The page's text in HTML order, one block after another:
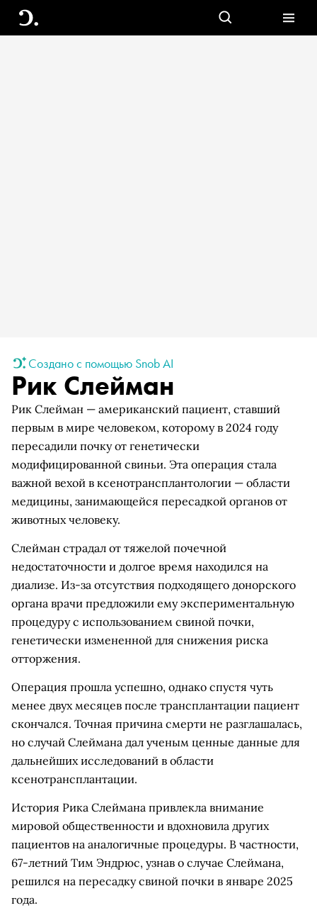
Создано с помощью Snob AI
Рик Слейман
Рик Слейман — американский пациент, ставший
первым в мире человеком, которому в 2024 году
пересадили почку от генетически
модифицированной свиньи. Эта операция стала
важной вехой в ксенотрансплантологии — области
медицины, занимающейся пересадкой органов от
животных человеку.
Слейман страдал от тяжелой почечной
недостаточности и долгое время находился на
диализе. Из-за отсутствия подходящего донорского
органа врачи предложили ему экспериментальную
процедуру с использованием свиной почки,
генетически измененной для снижения риска
отторжения.
Операция прошла успешно, однако спустя чуть
менее двух месяцев после трансплантации пациент
скончался. Точная причина смерти не разглашалась,
но случай Слеймана дал ученым ценные данные для
дальнейших исследований в области
ксенотрансплантации.
История Рика Слеймана привлекла внимание
мировой общественности и вдохновила других
пациентов на аналогичные процедуры. В частности,
67-летний Тим Эндрюс, узнав о случае Слеймана,
решился на пересадку свиной почки в январе 2025
года.